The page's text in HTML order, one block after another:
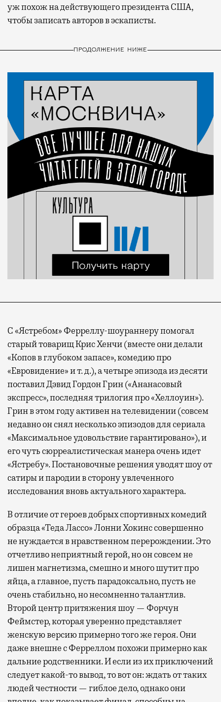
уж похож на действующего президента США,
чтобы записать авторов в эскаписты.
ПРОДОЛЖЕНИЕ НИЖЕ
С «Ястребом» Ферреллу-шоураннеру помогал
старый товарищ Крис Хенчи (вместе они делали
«Копов в глубоком запасе», комедию про
«Евровидение» и т. д.), а четыре эпизода из десяти
поставил Дэвид Гордон Грин («Ананасовый
экспресс», последняя трилогия про «Хеллоуин»).
Грин в этом году активен на телевидении (совсем
недавно он снял несколько эпизодов для сериала
«Максимальное удовольствие гарантировано»), и
его чуть сюрреалистическая манера очень идет
«Ястребу». Постановочные решения уводят шоу от
сатиры и пародии в сторону увлеченного
исследования вновь актуального характера.
В отличие от героев добрых спортивных комедий
образца «Теда Лассо» Лонни Хокинс совершенно
не нуждается в нравственном перерождении. Это
отчетливо неприятный герой, но он совсем не
лишен магнетизма, смешно и много шутит про
яйца, а главное, пусть парадоксально, пусть не
очень стабильно, но несомненно талантлив.
Второй центр притяжения шоу — Форчун
Феймстер, которая уверенно представляет
женскую версию примерно того же героя. Они
даже внешне с Ферреллом похожи примерно как
дальние родственники. И если из их приключений
следует какой-то вывод, то вот он: ждать от таких
людей честности — гиблое дело, однако они